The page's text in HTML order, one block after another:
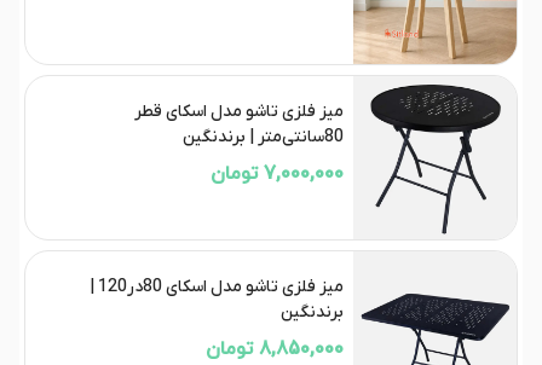
میز فلزی تاشو مدل اسکای قطر
80سانتی‌متر | برندنگین
7,000,000 تومان
برند‌نگین
8,850,000 تومان